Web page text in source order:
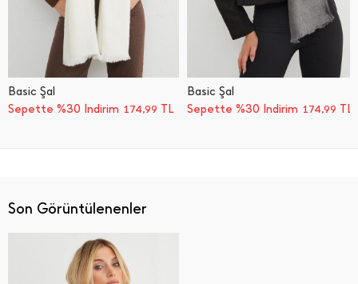
Basic Şal
Sepette %30 İndirim 174,99 TL
Basic Şal
Sepette %30 İndirim 174,99 TL
Son Görüntülenenler